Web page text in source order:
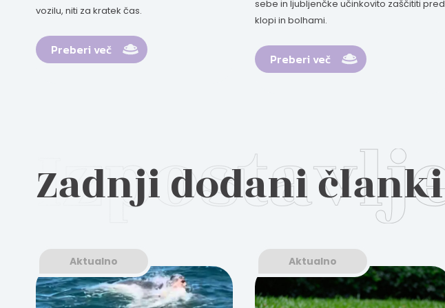
vozilu, niti za kratek čas.
Preberi več
sebe in ljubljenčke učinkovito zaščititi pred
klopi in bolhami.
Preberi več
Zadnji dodani članki
Aktualno Aktualno